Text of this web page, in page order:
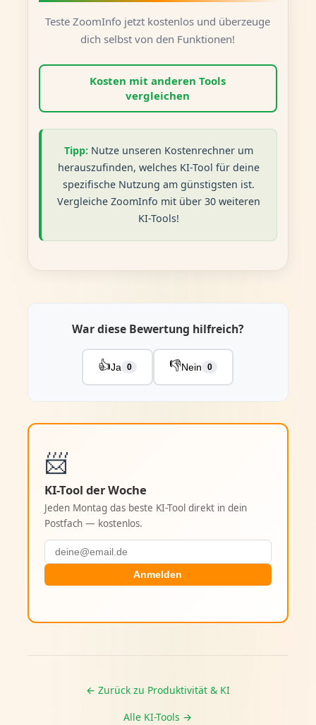
Teste ZoomInfo jetzt kostenlos und überzeuge
dich selbst von den Funktionen!
Kosten mit anderen Tools
vergleichen
Tipp: Nutze unseren Kostenrechner um
herauszufinden, welches KI-Tool für deine
spezifische Nutzung am günstigsten ist.
Vergleiche ZoomInfo mit über 30 weiteren
KI-Tools!
War diese Bewertung hilfreich?
👍Ja 0 👎Nein 0
📨
KI-Tool der Woche
Jeden Montag das beste KI-Tool direkt in dein
Postfach — kostenlos.
Anmelden
← Zurück zu Produktivität & KI
Alle KI-Tools →